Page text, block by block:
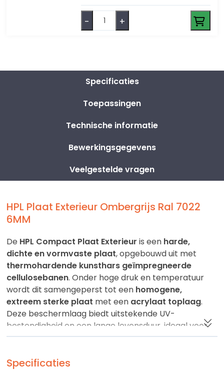
- +
Specificaties
Toepassingen
Technische informatie
Bewerkingsgegevens
Veelgestelde vragen
HPL Plaat Exterieur Ombergrijs Ral 7022
6MM
De HPL Compact Plaat Exterieur is een harde,
dichte en vormvaste plaat, opgebouwd uit met
thermohardende kunsthars geïmpregneerde
cellulosebanen. Onder hoge druk en temperatuur
wordt dit samengeperst tot een homogene,
extreem sterke plaat met een acrylaat toplaag.
Deze beschermlaag biedt uitstekende UV-
bestendigheid en een lange levensduur, ideaal voor
buitenbekleding, boeidelen, gevels, reclameborden
Specificaties